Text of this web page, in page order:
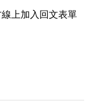
上加入回文表單